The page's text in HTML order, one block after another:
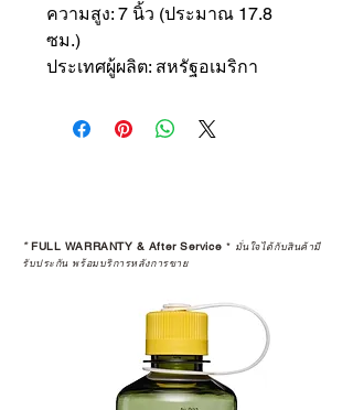
ความสูง: 7 นิ้ว (ประมาณ 17.8
ซม.)
ประเทศผู้ผลิต: สหรัฐอเมริกา
*FULL WARRANTY & After Service * มั่นใจได้กับสินค้ามี
รับประกัน พร้อมบริการหลังการขาย